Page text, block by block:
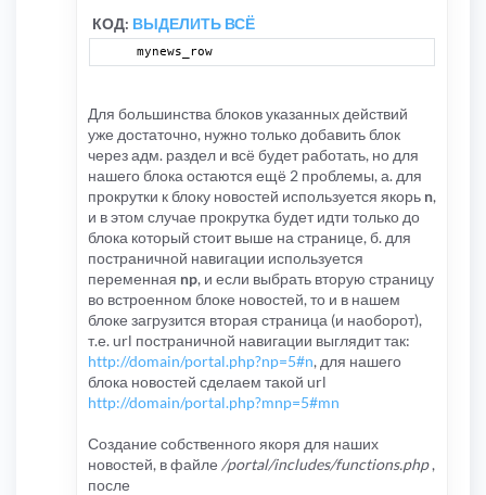
КОД: ВЫДЕЛИТЬ ВСЁ
mynews_row
Для большинства блоков указанных действий
уже достаточно, нужно только добавить блок
через адм. раздел и всё будет работать, но для
нашего блока остаются ещё 2 проблемы, а. для
прокрутки к блоку новостей используется якорь n,
и в этом случае прокрутка будет идти только до
блока который стоит выше на странице, б. для
постраничной навигации используется
переменная np, и если выбрать вторую страницу
во встроенном блоке новостей, то и в нашем
блоке загрузится вторая страница (и наоборот),
т.е. url постраничной навигации выглядит так:
http://domain/portal.php?np=5#n, для нашего
блока новостей сделаем такой url
http://domain/portal.php?mnp=5#mn
Создание собственного якоря для наших
новостей, в файле /portal/includes/functions.php,
после